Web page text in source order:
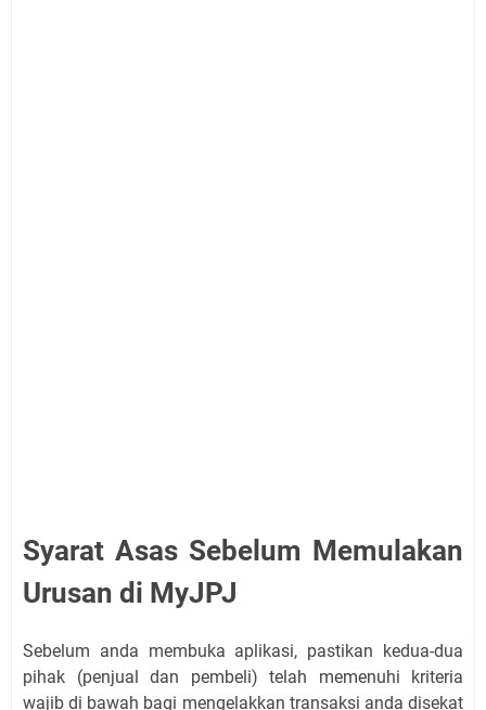
Syarat Asas Sebelum Memulakan
Urusan di MyJPJ
Sebelum anda membuka aplikasi, pastikan kedua-dua
pihak (penjual dan pembeli) telah memenuhi kriteria
wajib di bawah bagi mengelakkan transaksi anda disekat